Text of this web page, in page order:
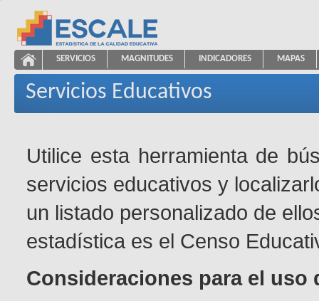
ESCALE - Unidad de Estadística Educativa
Servicios Educativos
NAVEGACIÓN
SERVICIOS MAGNITUDES INDICADORES MAPAS
Servicios Educativos
Utilice esta herramienta de
servicios educativos y
un listado personalizado de
estadística es el Censo
Consideraciones para el uso